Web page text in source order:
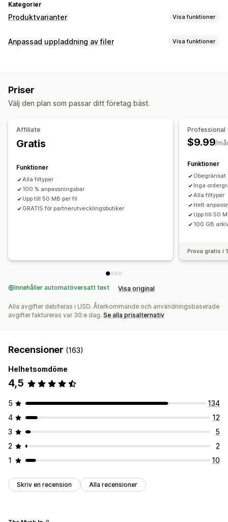
Kategorier
Produktvarianter Visa funktioner
Anpassning
Tillägg
Anpassad uppladdning av filer Visa funktioner
Anpassade regler
Import och export
Priser
Välj den plan som passar ditt företag bäst.
Affiliate
Gratis
Funktioner
Alla filtyper
100 % anpassningsbar
Upp till 50 MB per fil
GRATIS för partnerutvecklingsbutiker
Professional
$9.99/
Funktioner
Inga
Alla filtyper
Helt
Upp till 50
100 GB
Prova gratis i
Innehåller automatöversatt text Visa original
Alla avgifter debiteras i USD. Återkommande och användningsbaserade
avgifter faktureras var 30:e dag. Se alla prisalternativ
Recensioner (163)
Helhetsomdöme
4,5
5
134
4
12
3
5
2
2
1
10
Skriv en recension Alla recensioner